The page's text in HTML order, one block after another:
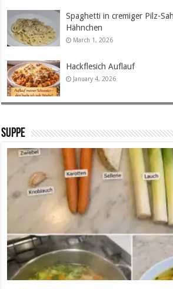
Spaghetti in cremiger Pilz-
Hähnchen
March 1, 2026
Hackflesich Auflauf
January 4, 2026
SUPPE